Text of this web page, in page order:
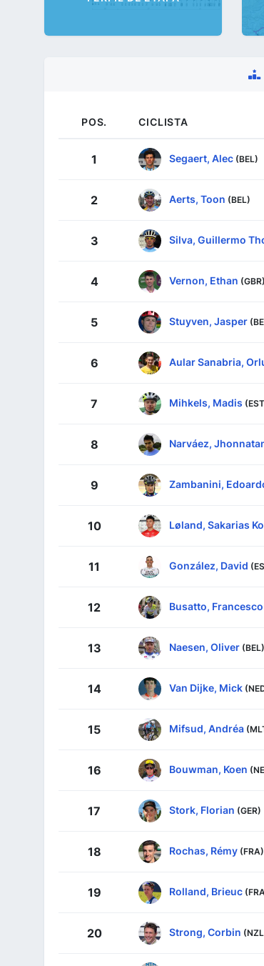
POS. CICLISTA
1 Segaert, Alec (BEL)
2 Aerts, Toon (BEL)
3 Silva, Guillermo
4 Vernon, Ethan (GBR)
5 Stuyven, Jasper
6 Aular Sanabria,
7 Mihkels, Madis
8 Narváez,
9 Zambanini,
10 Løland, Sakarias
11 González, David
12 Busatto, Francesco
13 Naesen, Oliver (BEL)
14 Van Dijke, Mick
15 Mifsud, Andréa
16 Bouwman, Koen
17 Stork, Florian (GER)
18 Rochas, Rémy (FRA)
19 Rolland, Brieuc
20 Strong, Corbin